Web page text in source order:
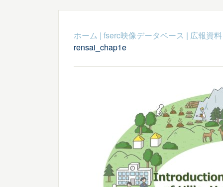
ホーム | fserc映像データベース | 広報資料
rensai_chap1e